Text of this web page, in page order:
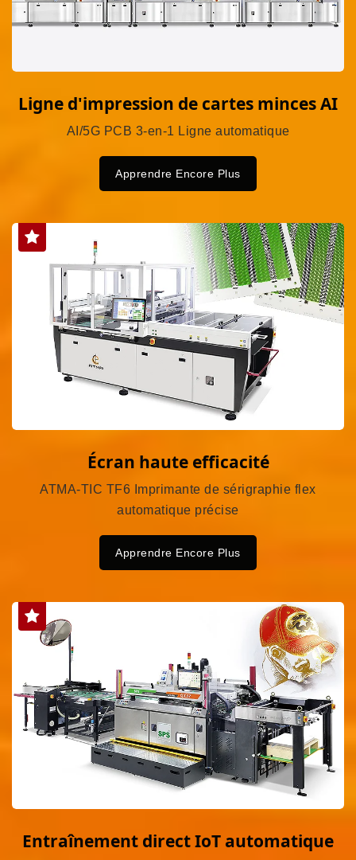
Ligne d'impression de cartes minces AI
AI/5G PCB 3-en-1 Ligne automatique
Apprendre Encore Plus
Écran haute efficacité
ATMA-TIC TF6 Imprimante de sérigraphie flex
automatique précise
Apprendre Encore Plus
Entraînement direct IoT automatique